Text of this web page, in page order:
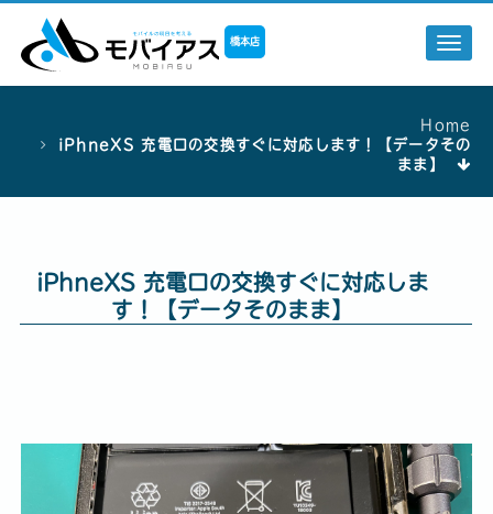
橋本店
Home
iPhneXS 充電口の交換すぐに対応します！【データその
まま】
iPhneXS 充電口の交換すぐに対応しま
す！【データそのまま】